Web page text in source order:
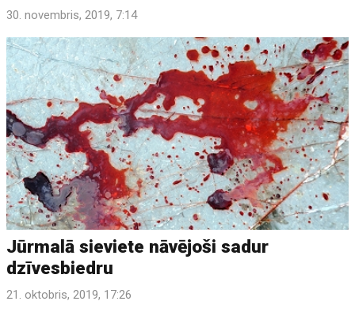
30. novembris, 2019, 7:14
Jūrmalā sieviete nāvējoši sadur
dzīvesbiedru
21. oktobris, 2019, 17:26